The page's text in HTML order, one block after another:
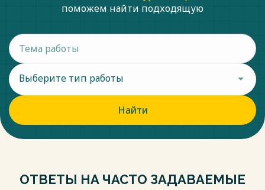
поможем найти подходящую
Выберите тип работы
Найти
ОТВЕТЫ НА ЧАСТО ЗАДАВАЕМЫЕ